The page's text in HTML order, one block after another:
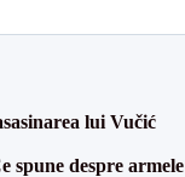
lui Vučić
spune despre armele